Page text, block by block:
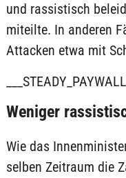
und rassistisch
miteilte. In anderen
Attacken etwa mit
Weniger
Wie das
selben Zeitraum die